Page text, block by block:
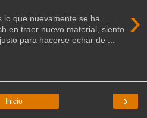
›
lo que nuevamente se ha
en traer nuevo material, siento
para hacerse echar de ...
›
Inicio